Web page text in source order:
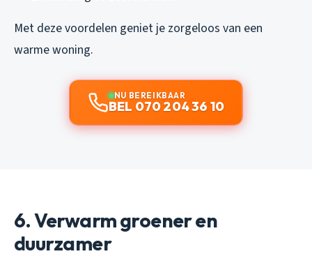
Met deze voordelen geniet je zorgeloos van een
warme woning.
NU BEREIKBAAR
BEL 070 204 36 10
6. Verwarm groener en
duurzamer